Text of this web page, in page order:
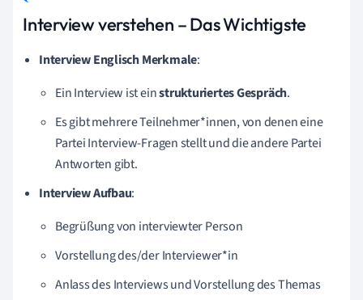
Interview verstehen – Das Wichtigste
Interview EnglischMerkmale:
Ein Interview ist einstrukturiertes Gespräch.
Es gibt mehrere Teilnehmer*innen, von denen eine
Partei Interview-Fragen stellt und die andere Partei
Antworten gibt.
Interview Aufbau:
Begrüßung von interviewter Person
Vorstellung des/der Interviewer*in
Anlass des Interviews und Vorstellung des Themas